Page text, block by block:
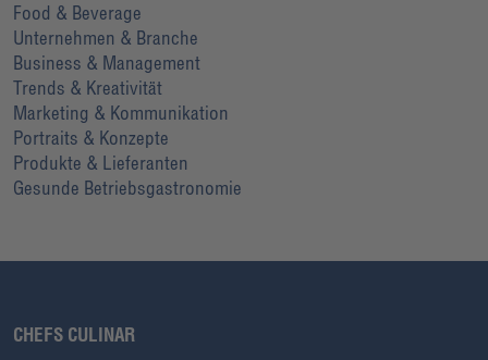
Food & Beverage
Unternehmen & Branche
Business & Management
Trends & Kreativität
Marketing & Kommunikation
Portraits & Konzepte
Produkte & Lieferanten
Gesunde Betriebsgastronomie
CHEFS CULINAR